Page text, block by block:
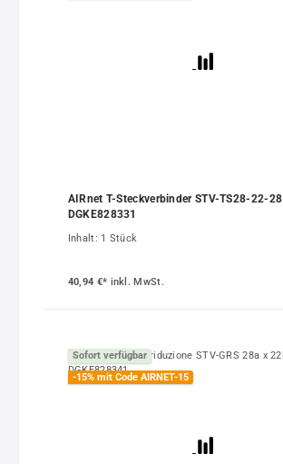
AIRnet T-Steckverbinder STV-TS28-22-28
DGKE828331
Inhalt: 1 Stück
40,94 €* inkl. MwSt.
Sofort verfügbar
-15% mit Code AIRNET-15